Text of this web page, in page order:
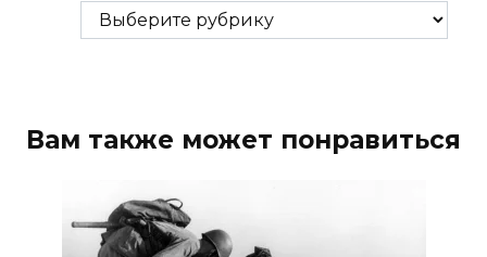
Рубрики
Вам также может понравиться